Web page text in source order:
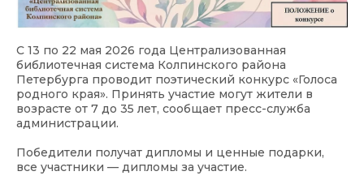
С 13 по 22 мая 2026 года Централизованная
библиотечная система Колпинского района
Петербурга проводит поэтический конкурс «Голоса
родного края». Принять участие могут жители в
возрасте от 7 до 35 лет, сообщает пресс-служба
администрации.
Победители получат дипломы и ценные подарки,
все участники — дипломы за участие.